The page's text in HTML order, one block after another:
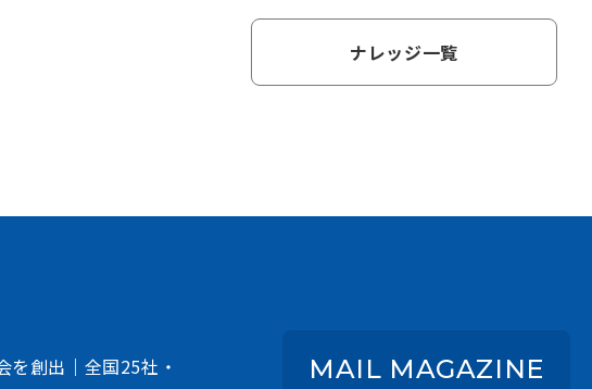
ナレッジ一覧
創出｜全国25社・
MAIL MAGAZINE